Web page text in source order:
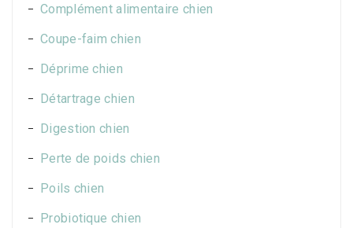
Complément alimentaire chien
Coupe-faim chien
Déprime chien
Détartrage chien
Digestion chien
Perte de poids chien
Poils chien
Probiotique chien